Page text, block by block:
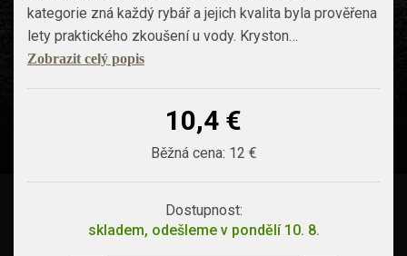
kategorie zná každý rybář a jejich kvalita byla prověřena
lety praktického zkoušení u vody. Kryston…
Zobrazit celý popis
10,4 €
Běžná cena: 12 €
Dostupnost:
skladem, odešleme v pondělí 10. 8.